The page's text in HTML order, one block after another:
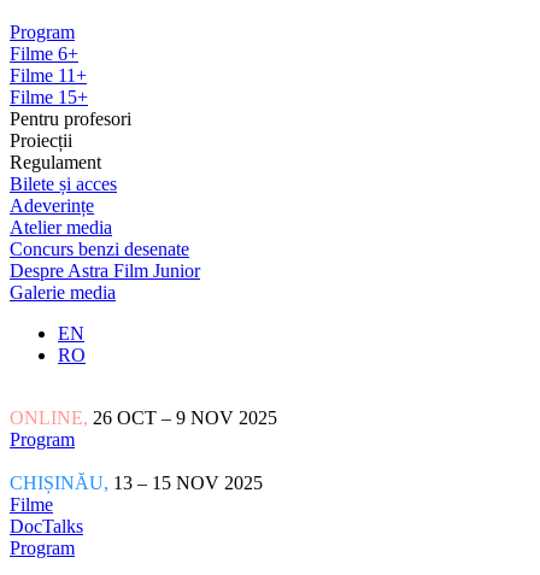
Program
Filme 6+
Filme 11+
Filme 15+
Pentru profesori
Proiecții
Regulament
Bilete și acces
Adeverințe
Atelier media
Concurs benzi desenate
Despre Astra Film Junior
Galerie media
EN
RO
ONLINE, 26 OCT – 9 NOV 2025
Program
CHIȘINĂU, 13 – 15 NOV 2025
Filme
DocTalks
Program